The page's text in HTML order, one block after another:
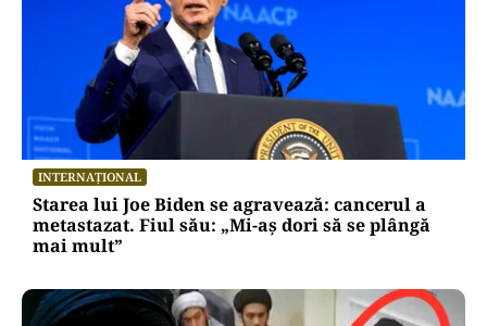
INTERNAȚIONAL
Starea lui Joe Biden se agravează: cancerul a
metastazat. Fiul său: „Mi-aș dori să se plângă
mai mult”